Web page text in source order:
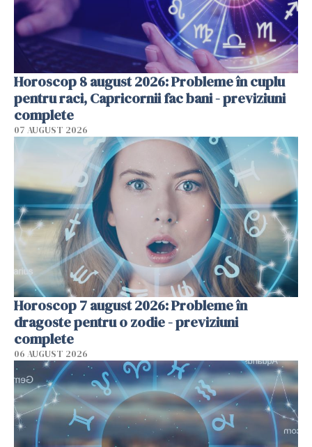
Horoscop 8 august 2026: Probleme în cuplu
pentru raci, Capricornii fac bani - previziuni
complete
07 AUGUST 2026
Horoscop 7 august 2026: Probleme în
dragoste pentru o zodie - previziuni
complete
06 AUGUST 2026